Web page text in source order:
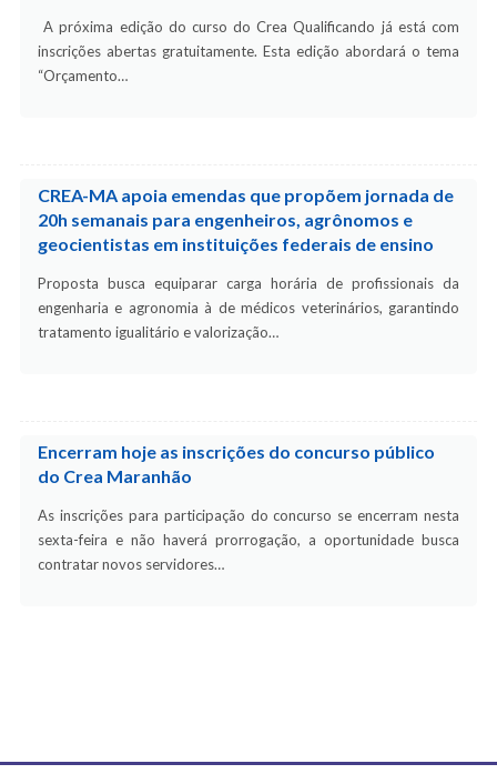
A próxima edição do curso do Crea Qualificando já está com
inscrições abertas gratuitamente. Esta edição abordará o tema
“Orçamento…
CREA-MA apoia emendas que propõem jornada de
20h semanais para engenheiros, agrônomos e
geocientistas em instituições federais de ensino
Proposta busca equiparar carga horária de profissionais da
engenharia e agronomia à de médicos veterinários, garantindo
tratamento igualitário e valorização…
Encerram hoje as inscrições do concurso público
do Crea Maranhão
As inscrições para participação do concurso se encerram nesta
sexta-feira e não haverá prorrogação, a oportunidade busca
contratar novos servidores…